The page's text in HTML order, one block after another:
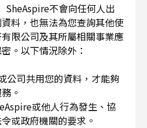
不會向任何人出
料，也無法為您查詢其他使
限公司及其所屬相關事業應
。以下情況除外：
公司共用您的資料，才能夠
。
或他人行為發生、協
或政府機關的要求。